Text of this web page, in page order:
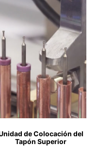
de Colocación del
Tapón Superior